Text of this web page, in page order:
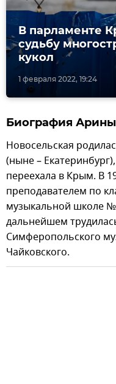
1 февраля 2022, 19:24
В парламенте
судьбу
кукол
Биография
Новосельская
(ныне –
переехала в Крым. В
преподавателем по
музыкальной школе
дальнейшем
Симферопольского
Чайковского.